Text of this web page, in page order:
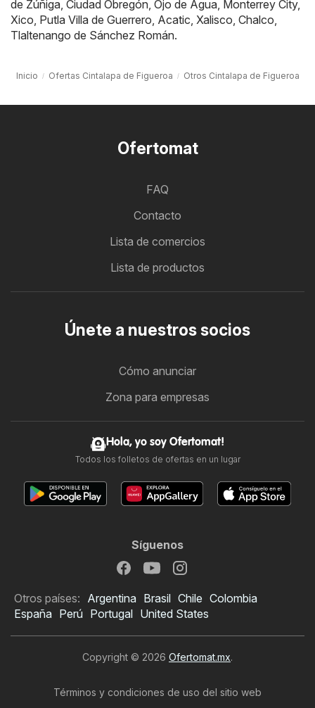
de Zúñiga Ciudad Obregón Ojo de Agua Monterrey City,
Xico Putla Villa de Guerrero Acatic Xalisco Chalco
Tlaltenango de Sánchez Román.
Inicio Ofertas Cintalapa de Figueroa Otros Cintalapa de Figueroa
Ofertomat
FAQ
Contacto
Lista de comercios
Lista de productos
Únete a nuestros socios
Cómo anunciar
Zona para empresas
Hola, yo soy Ofertomat!
Todos los folletos de ofertas en un lugar
Síguenos
Otros países: Argentina Brasil Chile Colombia
España Perú Portugal United States
Copyright © 2026 Ofertomat.mx.
Términos y condiciones de uso del sitio web